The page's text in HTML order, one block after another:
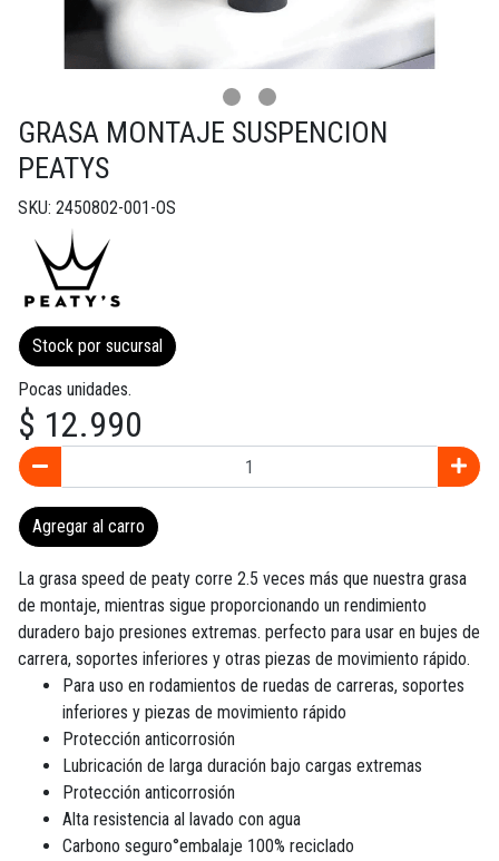
GRASA MONTAJE SUSPENCION
PEATYS
SKU: 2450802-001-OS
Stock por sucursal
Pocas unidades.
$ 12.990
Agregar al carro
La grasa speed de peaty corre 2.5 veces más que nuestra grasa
de montaje, mientras sigue proporcionando un rendimiento
duradero bajo presiones extremas. perfecto para usar en bujes de
carrera, soportes inferiores y otras piezas de movimiento rápido.
Para uso en rodamientos de ruedas de carreras, soportes
inferiores y piezas de movimiento rápido
Protección anticorrosión
Lubricación de larga duración bajo cargas extremas
Protección anticorrosión
Alta resistencia al lavado con agua
Carbono seguro°embalaje 100% reciclado